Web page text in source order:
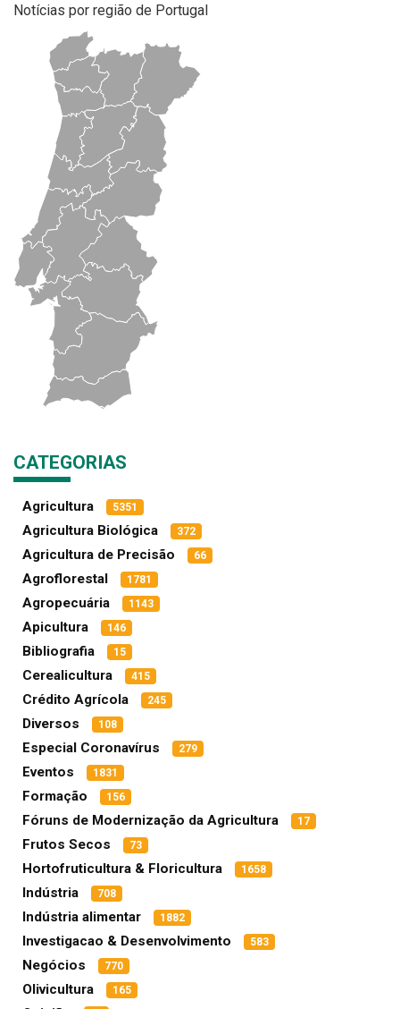
Notícias por região de Portugal
CATEGORIAS
Agricultura 5351
Agricultura Biológica 372
Agricultura de Precisão 66
Agroflorestal 1781
Agropecuária 1143
Apicultura 146
Bibliografia 15
Cerealicultura 415
Crédito Agrícola 245
Diversos 108
Especial Coronavírus 279
Eventos 1831
Formação 156
Fóruns de Modernização da Agricultura 17
Frutos Secos 73
Hortofruticultura & Floricultura 1658
Indústria 708
Indústria alimentar 1882
Investigacao & Desenvolvimento 583
Negócios 770
Olivicultura 165